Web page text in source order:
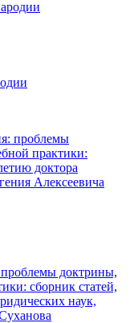
доктрины,
сборник статей,
наук,